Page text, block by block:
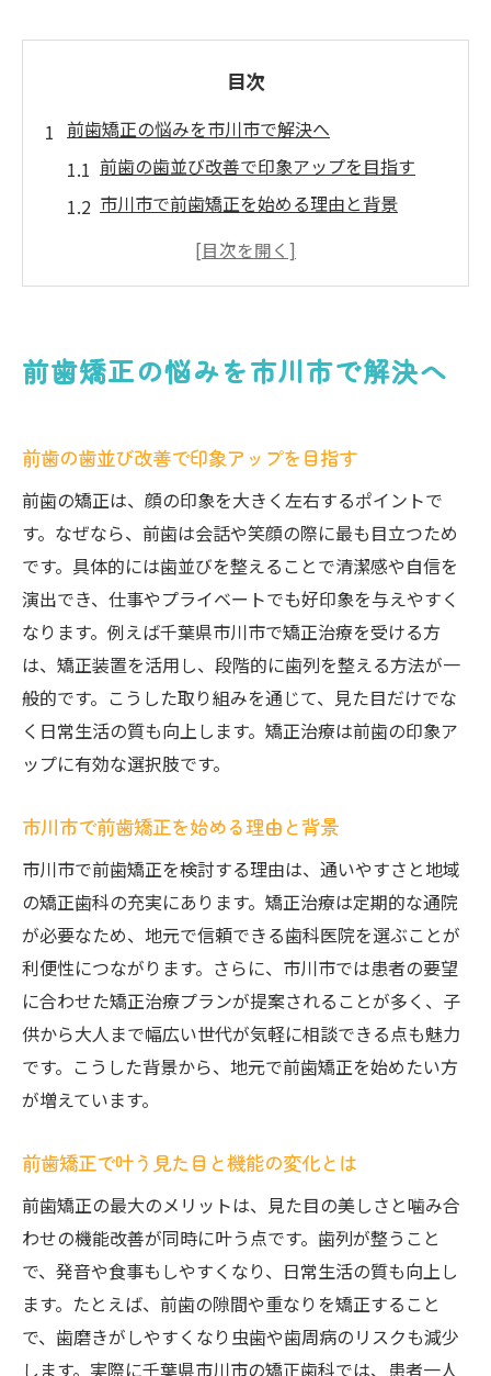
目次
前歯矯正の悩みを市川市で解決へ
前歯の歯並び改善で印象アップを目指す
市川市で前歯矯正を始める理由と背景
前歯矯正で叶う見た目と機能の変化とは
矯正治療の種類と前歯の特徴に注目
前歯矯正で選べる治療方法の違いを解説
前歯の矯正装置に多い特徴と注意点とは
部分矯正と全体矯正の前歯への影響を知る
前歯矯正で重視すべき治療期間の目安
前歯が気になる方へ市川市の選択肢
前歯の悩みに合った矯正方法を選ぶコツ
市川市で前歯矯正ができる医院の探し方
前歯矯正の相談でチェックしたいポイント
前歯の部分矯正に強いクリニックの特徴
前歯矯正の口コミ活用術と注意すべき点
部分矯正で前歯の見た目を効果的に改善
前歯の部分矯正が人気の理由を徹底解説
部分矯正の費用とメリットを前歯で比較
前歯部分矯正の治療期間や違和感について
前歯矯正の部分治療が適するケースとは
千葉県市川市で前歯矯正を始めるコツ
前歯矯正のクリニック選びで重視すべき点
市川市で前歯矯正を始める最適なタイミン
前歯の矯正治療計画とカウンセリング活用
法
前歯矯正の費用相談で役立つチェックリス
ト
市川市で前歯矯正経験者の体験談を参考に
目立ちにくい前歯矯正の方法とは何か
前歯矯正の悩みを市川市で解決へ
前歯の歯並び改善で印象アップを目指す
前歯の矯正は、顔の印象を大きく左右するポイントで
す。なぜなら、前歯は会話や笑顔の際に最も目立つため
です。具体的には歯並びを整えることで清潔感や自信を
演出でき、仕事やプライベートでも好印象を与えやすく
なります。例えば千葉県市川市で矯正治療を受ける方
は、矯正装置を活用し、段階的に歯列を整える方法が一
般的です。こうした取り組みを通じて、見た目だけでな
く日常生活の質も向上します。矯正治療は前歯の印象ア
ップに有効な選択肢です。
市川市で前歯矯正を始める理由と背景
市川市で前歯矯正を検討する理由は、通いやすさと地域
の矯正歯科の充実にあります。矯正治療は定期的な通院
が必要なため、地元で信頼できる歯科医院を選ぶことが
利便性につながります。さらに、市川市では患者の要望
に合わせた矯正治療プランが提案されることが多く、子
供から大人まで幅広い世代が気軽に相談できる点も魅力
です。こうした背景から、地元で前歯矯正を始めたい方
が増えています。
前歯矯正で叶う見た目と機能の変化とは
前歯矯正の最大のメリットは、見た目の美しさと噛み合
わせの機能改善が同時に叶う点です。歯列が整うこと
で、発音や食事もしやすくなり、日常生活の質も向上し
ます。たとえば、前歯の隙間や重なりを矯正すること
で、歯磨きがしやすくなり虫歯や歯周病のリスクも減少
します。実際に千葉県市川市の矯正歯科では、患者一人